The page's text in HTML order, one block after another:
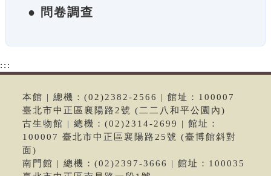
● 問卷調查
:::
本館 | 總機：(02)2382-2566 | 館址：100007
臺北市中正區襄陽路2號 (二二八和平公園內)
古生物館 | 總機：(02)2314-2699 | 館址：
100007 臺北市中正區襄陽路25號 (臺博館斜對
面)
南門館 | 總機：(02)2397-3666 | 館址：100035